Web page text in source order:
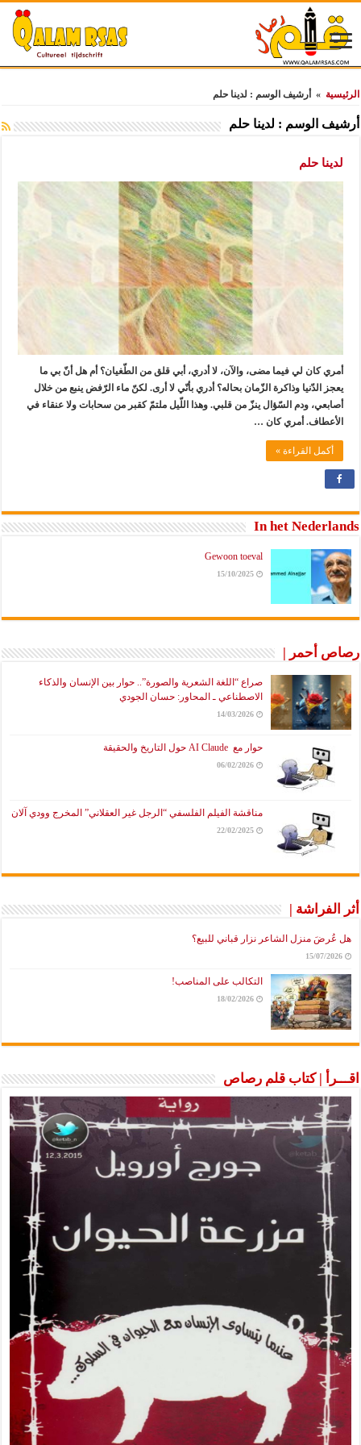
الرئيسية » أرشيف الوسم : لدينا حلم
أرشيف الوسم : لدينا حلم
لدينا حلم
أمري كان لي فيما مضى، والآن، لا أدري، أبي قلق من الطّغيان؟ أم هل أنّ بي ما
يعجز الدّنيا وذاكرة الزّمان بحاله؟ أدري بأنّي لا أرى. لكنّ ماء الرّفض ينبع من خلال
أصابعي، ودم السّؤال ينزّ من قلبي. وهذا اللّيل ملتمّ كقبر من سحابات ولا عنقاء في
الأعطاف. أمري كان …
أكمل القراءة »
In het Nederlands
Gewoon toeval
15/10/2025
رصاص أحمر |
صراع “اللغة الشعرية والصورة”.. حوار بين الإنسان والذكاء
الاصطناعي ـ المحاور: حسان الجودي
14/03/2026
حوار مع AI Claude حول التاريخ والحقيقة
06/02/2026
مناقشة الفيلم الفلسفي “الرجل غير العقلاني” المخرج وودي آلان
22/02/2025
أثر الفراشة |
هل عُرضَ منزل الشاعر نزار قباني للبيع؟
15/07/2026
التكالب على المناصب!
18/02/2026
اقـــرأ | كتاب قلم رصاص